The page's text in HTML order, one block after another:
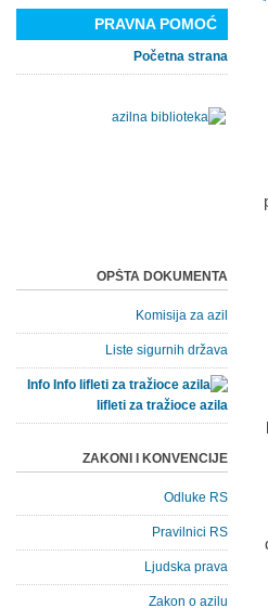
PRAVNA POMOĆ
Početna strana
OPŠTA DOKUMENTA
Komisija za azil
Liste sigurnih država
Info
lifleti za tražioce azila
ZAKONI I KONVENCIJE
Odluke RS
Pravilnici RS
Ljudska prava
Zakon o azilu